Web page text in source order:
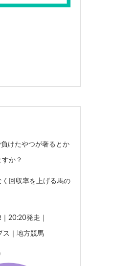
けたやつが奢るとか
か？
回収率を上げる馬の
20:20発走｜
ス｜地方競馬